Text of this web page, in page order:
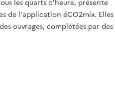
les quarts d'heure, présente
de l'application éCO2mix. Elles
ouvrages, complétées par des